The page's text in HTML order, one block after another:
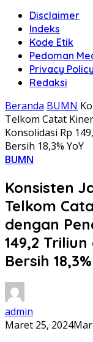
Disclaimer
Indeks
Kode Etik
Pedoman
Privacy Policy
Redaksi
Beranda BUMN
Telkom Catat
Konsolidasi Rp
Bersih 18,3% YoY
BUMN
Konsisten
Telkom
dengan
149,2
Bersih
admin
Maret 25, 2024